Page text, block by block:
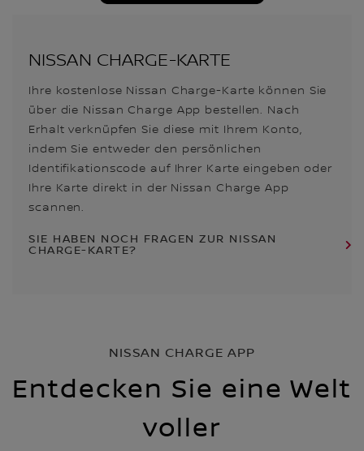
NISSAN CHARGE-KARTE
Ihre kostenlose Nissan Charge-Karte können Sie
über die Nissan Charge App bestellen. Nach
Erhalt verknüpfen Sie diese mit Ihrem Konto,
indem Sie entweder den persönlichen
Identifikationscode auf Ihrer Karte eingeben oder
Ihre Karte direkt in der Nissan Charge App
scannen.
SIE HABEN NOCH FRAGEN ZUR NISSAN
CHARGE-KARTE?
NISSAN CHARGE APP
Entdecken Sie eine Welt
voller